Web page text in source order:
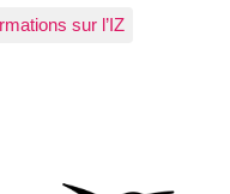
sur l’IZ